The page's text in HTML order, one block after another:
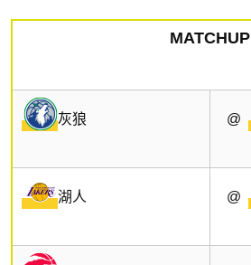
MATCHUP
灰狼 @
湖人 @